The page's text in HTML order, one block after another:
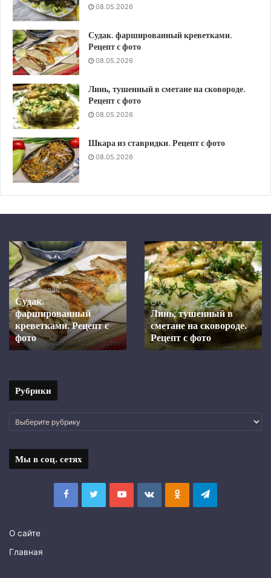
08.05.2026
Судак. фаршированный креветками.
Рецепт с фото
08.05.2026
Линь, тушенный в сметане на сковороде.
Рецепт с фото
08.05.2026
Шкара из ставридки. Рецепт с фото
08.05.2026
Шкара
из
ставридки.
Рецепт
с
фото08.05.2026
Шкара из ставридки.
Рецепт с фото
Скумбрия
в
средиземноморском
маринаде,
запеченная
в
духовке.
Рецепт
с
08.05.2026
Скумбрия в
средиземноморском
маринаде, запеченная в
духовке. Рецепт с фото
Рубрики
Рубрики
Мы в соц. сетях
FacebookTwitterYouTubevk.comОдноклассники
Telegram
О сайте
Главная